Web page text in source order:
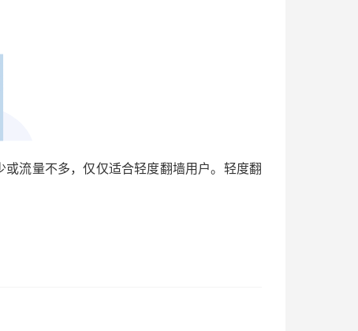
流量不多，仅仅适合轻度翻墙用户。轻度翻